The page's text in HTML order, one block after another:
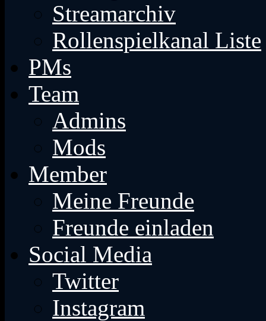
Streamarchiv
Rollenspielkanal Liste
PMs
Team
Admins
Mods
Member
Meine Freunde
Freunde einladen
Social Media
Twitter
Instagram